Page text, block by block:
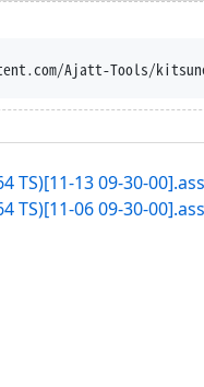
names
TS)[11-13 09-30-00].ass
TS)[11-06 09-30-00].ass